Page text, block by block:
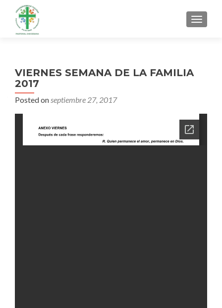
MENU
VIERNES SEMANA DE LA FAMILIA
2017
Posted onseptiembre 27, 2017